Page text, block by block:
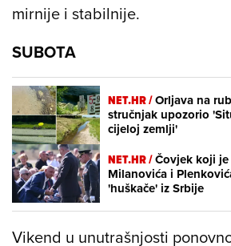
mirnije i stabilnije.
SUBOTA
NET.HR /Orljava na
stručnjak upozorio
cijeloj zemlji'
NET.HR /Čovjek koji
Milanovića i
'huškače' iz Srbije
Vikend u unutrašnjosti